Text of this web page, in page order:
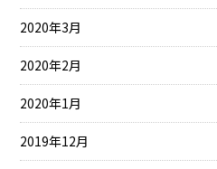
2020年3月
2020年2月
2020年1月
2019年12月